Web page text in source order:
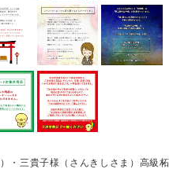
・三貴子様（さんきしさま）高級柘